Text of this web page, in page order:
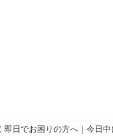
即日でお困りの方へ｜今日